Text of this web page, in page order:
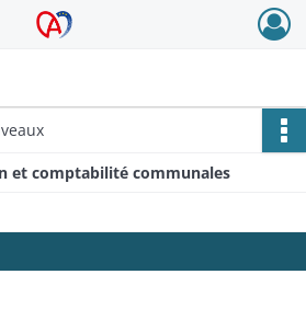
Alsace - Colmar
et comptabilité communales